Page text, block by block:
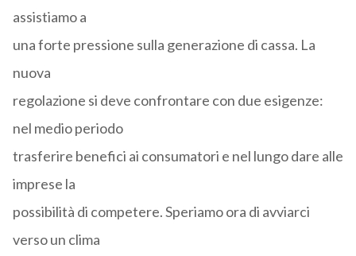
assistiamo a
una forte pressione sulla generazione di cassa. La
nuova
regolazione si deve confrontare con due esigenze:
nel medio periodo
trasferire benefici ai consumatori e nel lungo dare alle
imprese la
possibilità di competere. Speriamo ora di avviarci
verso un clima